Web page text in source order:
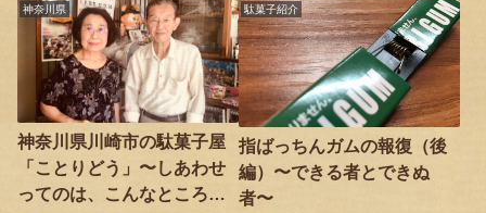
神奈川県
神奈川県川崎市の駄菓子屋
「ことりどう」〜しあわせ
ってのは、こんなところに
駄菓子紹介
指ばっちんガムの報復（後
編）〜できる者とできぬ
者〜